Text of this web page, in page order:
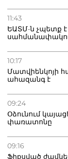
11:43
ԵԱՏՄ-ն չպետք
10:17
Մատվիենկոյի
ահազանգ է
09:24
Օձունում
փառատոնը
09:16
Ֆիքսված